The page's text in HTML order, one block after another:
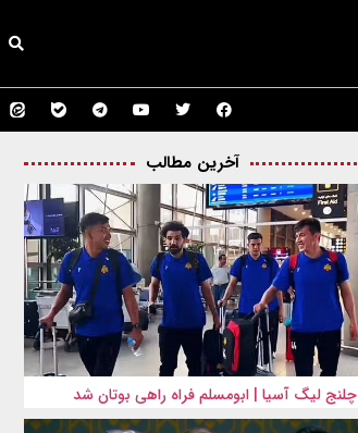
آخرین مطالب
چلنج لیگ آسیا | ابومسلم فراه راهی بوتان شد